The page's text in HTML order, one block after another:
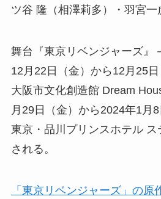
ツ谷 隆（相澤莉多）・羽宮一
舞台『東京リベンジャーズ』
12月22日（金）から12月25
大阪市文化創造館 Dream
月29日（金）から2024年1月8
東京・品川プリンスホテル
される。
「東京リベンジャーズ」の原